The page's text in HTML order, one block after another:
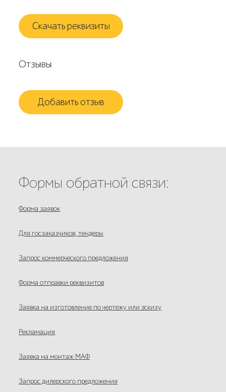
Скачать реквизиты
Отзывы
Добавить отзыв
Формы обратной связи:
Форма заявок
Для госзаказчиков, тендеры
Запрос коммерческого предложения
Форма отправки реквизитов
Заявка на изготовление по чертежу или эскизу
Рекламация
Заявка на монтаж МАФ
Запрос дилерского предложения